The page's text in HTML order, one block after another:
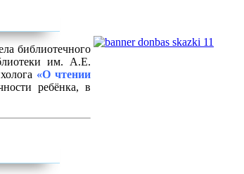
библиотечного
им. А.Е.
«О чтении
ребёнка, в